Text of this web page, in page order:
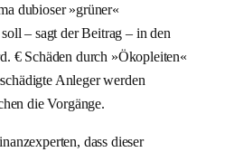
dubioser »grüner«
– sagt der Beitrag – in den
€ Schäden durch »Ökopleiten«
Anleger werden
die Vorgänge.
dass dieser